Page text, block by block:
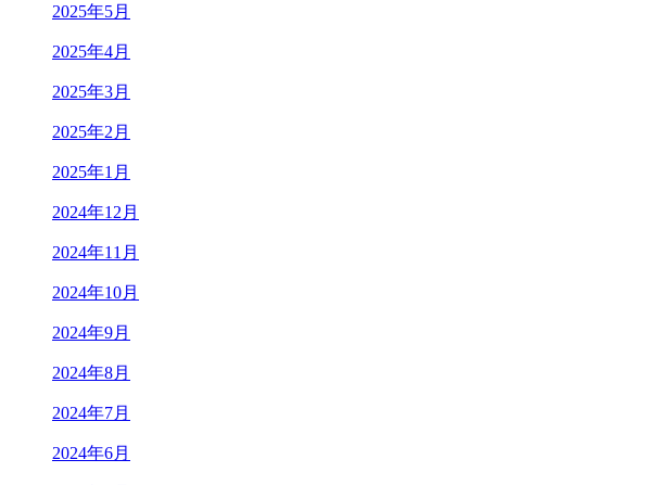
2025年5月
2025年4月
2025年3月
2025年2月
2025年1月
2024年12月
2024年11月
2024年10月
2024年9月
2024年8月
2024年7月
2024年6月